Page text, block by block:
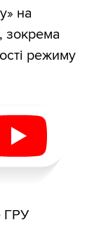
на
зокрема
режиму
ГРУ